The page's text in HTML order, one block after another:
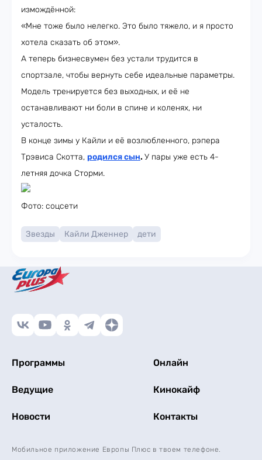
измождённой:
«Мне тоже было нелегко. Это было тяжело, и я просто
хотела сказать об этом».
А теперь бизнесвумен без устали трудится в
спортзале, чтобы вернуть себе идеальные параметры.
Модель тренируется без выходных, и её не
останавливают ни боли в спине и коленях, ни
усталость.
В конце зимы у Кайли и её возлюбленного, рэпера
Трэвиса Скотта, родился сын. У пары уже есть 4-
летняя дочка Сторми.
Фото: соцсети
Звезды Кайли Дженнер дети
Программы Онлайн
Ведущие Кинокайф
Новости Контакты
Мобильное приложение Европы Плюс в твоем телефоне.